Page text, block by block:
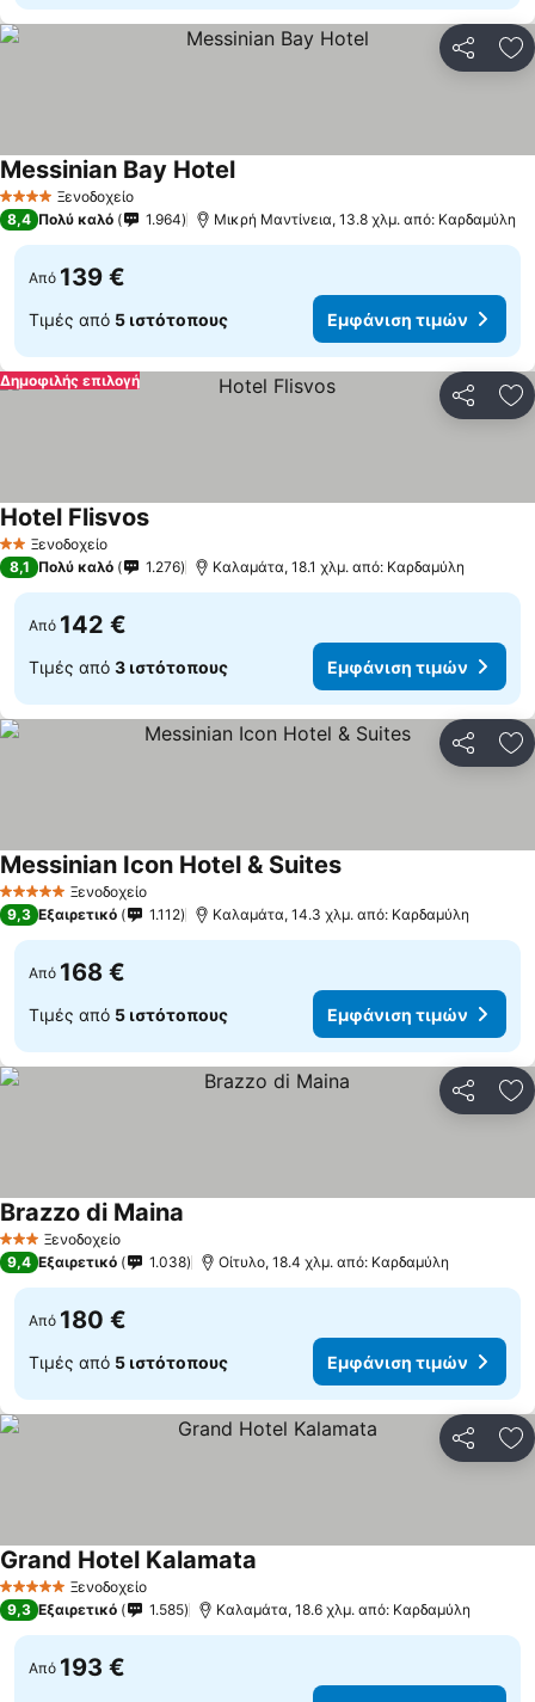
4 ΑστέριαΞενοδοχείο
Messinian Bay HotelΕμφάνιση τιμών
8,4 Πολύ καλό 1.964 Μικρή Μαντίνεια, 13.8 χλμ. από: Καρδαμύλη
Από 139 €
Τιμές από 5 ιστότοπους Εμφάνιση τιμών
Δημοφιλής επιλογή
2 ΑστέριαΞενοδοχείο
Hotel FlisvosΕμφάνιση τιμών
8,1 Πολύ καλό 1.276 Καλαμάτα, 18.1 χλμ. από: Καρδαμύλη
Από 142 €
Τιμές από 3 ιστότοπους Εμφάνιση τιμών
5 Αστέρια Ξενοδοχείο
Messinian Icon Hotel & SuitesΕμφάνιση τιμών
9,3 Εξαιρετικό 1.112 Καλαμάτα, 14.3 χλμ. από: Καρδαμύλη
Από 168 €
Τιμές από 5 ιστότοπους Εμφάνιση τιμών
3 ΑστέριαΞενοδοχείο
Brazzo di Maina
9,4 Εξαιρετικό 1.038 Οίτυλο, 18.4 χλμ. από: Καρδαμύλη
Από 180 €
Τιμές από 5 ιστότοπους Εμφάνιση τιμών
5 Αστέρια Ξενοδοχείο
Grand Hotel Kalamata
9,3 Εξαιρετικό 1.585 Καλαμάτα, 18.6 χλμ. από: Καρδαμύλη
Από 193 €